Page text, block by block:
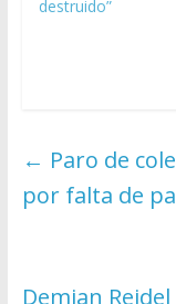
destruido”
← Paro de
por falta de
Demian